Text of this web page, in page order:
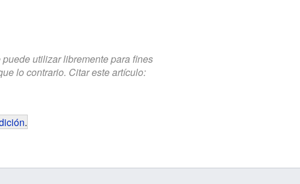
utilizar libremente para fines
lo contrario. Citar este artículo:
.